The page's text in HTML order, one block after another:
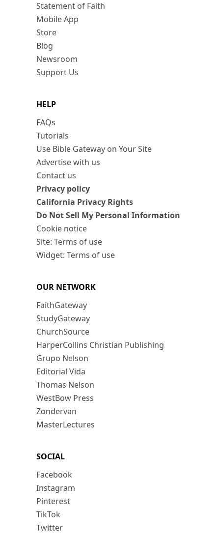
Statement of Faith
Mobile App
Store
Blog
Newsroom
Support Us
HELP
FAQs
Tutorials
Use Bible Gateway on Your Site
Advertise with us
Contact us
Privacy policy
California Privacy Rights
Do Not Sell My Personal Information
Cookie notice
Site: Terms of use
Widget: Terms of use
OUR NETWORK
FaithGateway
StudyGateway
ChurchSource
HarperCollins Christian Publishing
Grupo Nelson
Editorial Vida
Thomas Nelson
WestBow Press
Zondervan
MasterLectures
SOCIAL
Facebook
Instagram
Pinterest
TikTok
Twitter